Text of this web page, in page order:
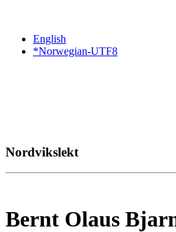
English
*Norwegian-UTF8
Nordvikslekt
Bernt Olaus